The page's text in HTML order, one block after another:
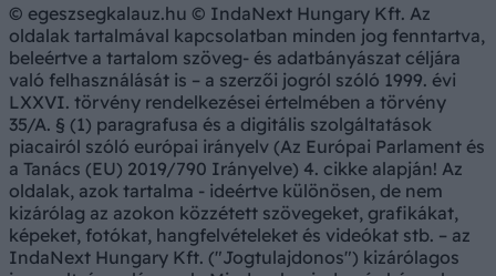
© egeszsegkalauz.hu © IndaNext Hungary Kft. Az
oldalak tartalmával kapcsolatban minden jog fenntartva,
beleértve a tartalom szöveg- és adatbányászat céljára
való felhasználását is – a szerzői jogról szóló 1999. évi
LXXVI. törvény rendelkezései értelmében a törvény
35/A. § (1) paragrafusa és a digitális szolgáltatások
piacairól szóló európai irányelv (Az Európai Parlament és
a Tanács (EU) 2019/790 Irányelve) 4. cikke alapján! Az
oldalak, azok tartalma - ideértve különösen, de nem
kizárólag az azokon közzétett szövegeket, grafikákat,
képeket, fotókat, hangfelvételeket és videókat stb. – az
IndaNext Hungary Kft. ("Jogtulajdonos") kizárólagos